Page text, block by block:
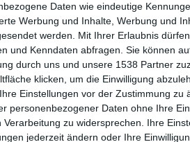
Daten wie eindeutige
Werbung und Inhalte, Werbung und
werden.
Mit Ihrer Erlaubnis
und Kenndaten abfragen. Sie können
durch uns und unsere 1538 Partner
klicken, um die Einwilligung
Einstellungen vor der Zustimmung zu
personenbezogener Daten ohne Ihre
Verarbeitung zu widersprechen. Ihre
jederzeit ändern oder Ihre
belegen, dass man an die wichtigen
habe er nie einen Monat für
üblich gewesen. Weiterhin habe er
11 Anfragen bekam er nur einen
das Treffen nicht im Firmensitz
befindet sich bei den Kollegen